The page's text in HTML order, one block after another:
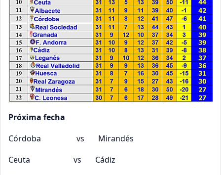
Próxima fecha
Córdoba vs Mirandés
Ceuta vs Cádiz